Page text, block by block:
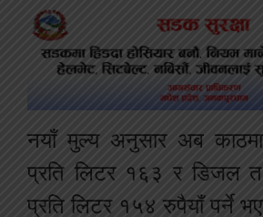
नयाँ मुल्य अनुसार अब
प्रति लिटर १६३ र डिजल
प्रति लिटर १५४ रुपैयाँ पर्ने